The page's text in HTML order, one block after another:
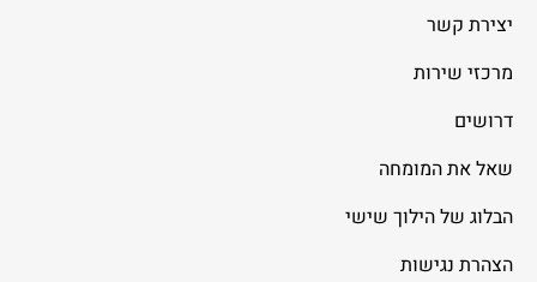
יצירת קשר
מרכזי שירות
דרושים
שאל את המומחה
הבלוג של הילוך שישי
הצהרת נגישות